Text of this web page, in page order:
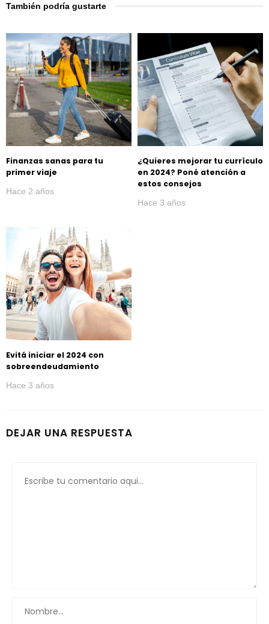
También podría gustarte
Finanzas sanas para tu
primer viaje
Hace 2 años
¿Quieres mejorar tu currículo
en 2024? Poné atención a
estos consejos
Hace 3 años
Evitá iniciar el 2024 con
sobreendeudamiento
Hace 3 años
DEJAR UNA RESPUESTA